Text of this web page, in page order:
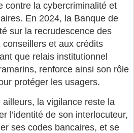
contre la cybercriminalité et
En 2024, la Banque de
sur la recrudescence des
et aux crédits
que relais institutionnel
renforce ainsi son rôle
protéger les usagers.
la vigilance reste la
l’identité de son interlocuteur,
ses codes bancaires, et se